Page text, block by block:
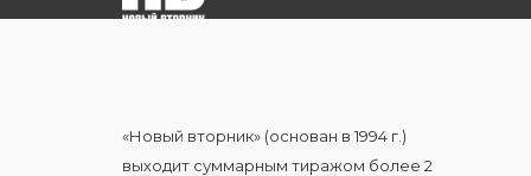
«Новый вторник» (основан в 1994 г.)
выходит суммарным тиражом более 2